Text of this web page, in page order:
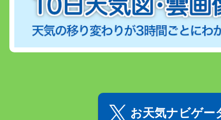
お天気ナビゲー